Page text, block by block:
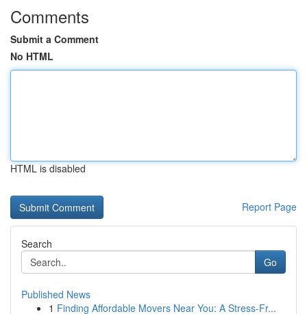
Comments
Submit a Comment
No HTML
HTML is disabled
Report Page
Search
Go
Published News
1 Finding Affordable Movers Near You: A Stress-Fr...